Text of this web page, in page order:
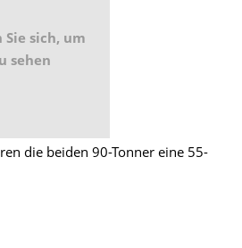
sich, um
sehen
die beiden 90-Tonner eine 55-